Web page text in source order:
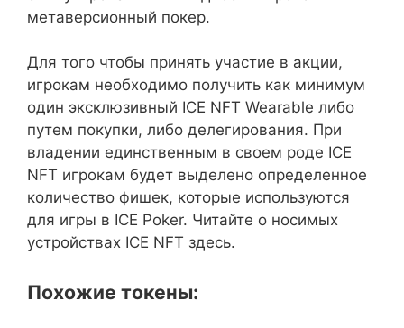
метаверсионный покер.
Для того чтобы принять участие в акции,
игрокам необходимо получить как минимум
один эксклюзивный ICE NFT Wearable либо
путем покупки, либо делегирования. При
владении единственным в своем роде ICE
NFT игрокам будет выделено определенное
количество фишек, которые используются
для игры в ICE Poker. Читайте о носимых
устройствах ICE NFT здесь.
Похожие токены: